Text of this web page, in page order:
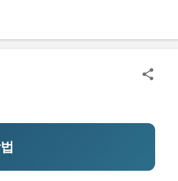
년 -브랜드 챌린지 참여기업 모집
까? 신청 자격과 준비물 지원 내용
는 중소벤처기업부 에서 추진하는 사
적 차이점) 2026년 -브랜드 챌린지 참